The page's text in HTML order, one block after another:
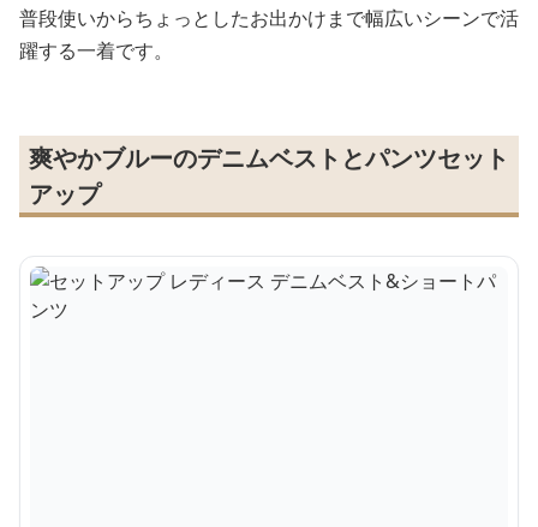
普段使いからちょっとしたお出かけまで幅広いシーンで活
躍する一着です。
爽やかブルーのデニムベストとパンツセット
アップ